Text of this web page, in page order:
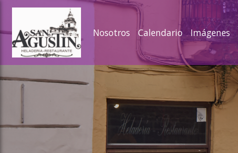
slideout menu.
Nosotros Calendario Imágenes